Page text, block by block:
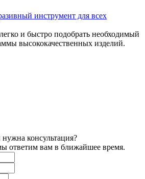
инструмент для всех
и быстро подобрать необходимый
высококачественных изделий.
консультация?
ответим вам в ближайшее время.